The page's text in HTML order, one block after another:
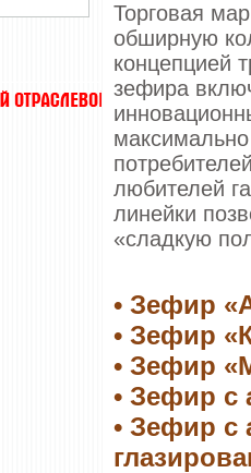
Торговая
обширную
концепцией
зефира
любителей
линейки
«сладкую
• Зефир
• Зефир
• Зефир
• Зефир с
• Зефир с